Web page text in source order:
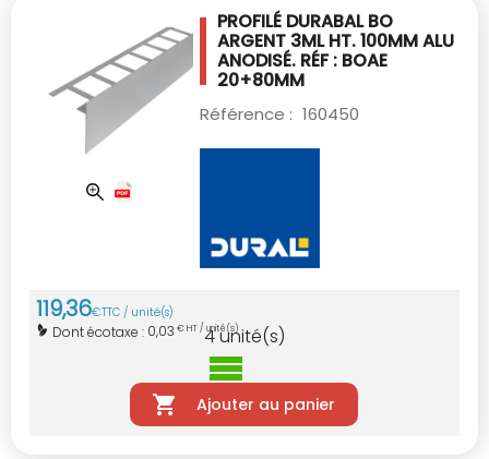
PROFILÉ DURABAL BO
ARGENT 3ML HT. 100MMALU
ANODISÉ. RÉF : BOAE
20+80MM
Référence : 160450
119,36€TTC / unité(s)
Dont écotaxe : 0,03 € HT / unité(s)
4unité(s)
Ajouter au panier